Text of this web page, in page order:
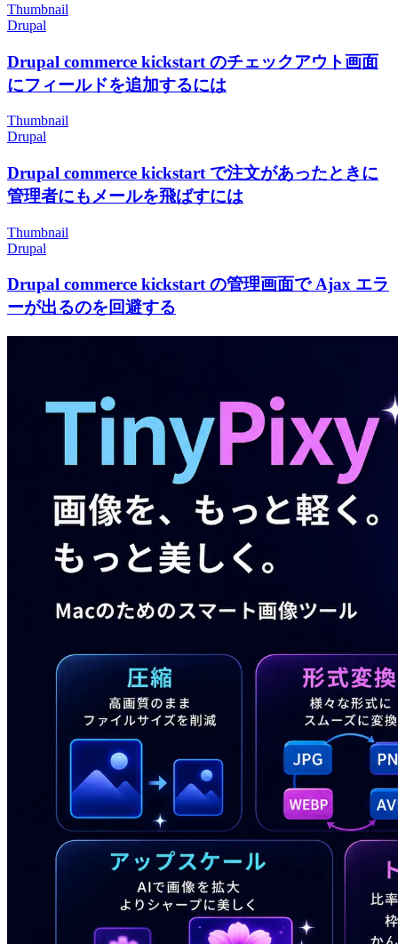
Thumbnail
Drupal
Drupal commerce kickstart のチェックアウト画面
にフィールドを追加するには
Thumbnail
Drupal
Drupal commerce kickstart で注文があったときに
管理者にもメールを飛ばすには
Thumbnail
Drupal
Drupal commerce kickstart の管理画面で Ajax エラ
ーが出るのを回避する